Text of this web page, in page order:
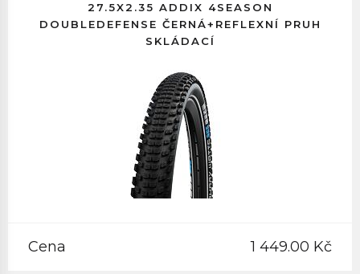
27.5X2.35 ADDIX 4SEASON
DOUBLEDEFENSE ČERNÁ+REFLEXNÍ PRUH
SKLÁDACÍ
Cena 1 449.00 Kč